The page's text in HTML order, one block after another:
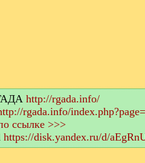
http://rgada.info/
rgada.info/
ссылке >>>
https://disk.yandex.ru/d/